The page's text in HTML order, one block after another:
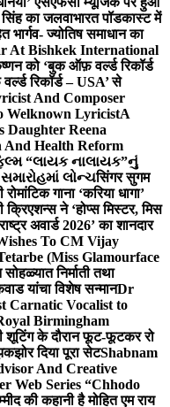
का जलवाभारत पॉडकास्ट में
ज्योतिष समाधान का
At Bishkek International
को ‘बुक ऑफ़ वर्ल्ड रिकॉर्ड
रिकॉर्ड – USA’ से
And Composer
Welknown LyricistA
Reena
And Health Reform
“લાયક નાલાયક”નું
લોન્ચसिंगर सुगम
गाना ‘करिया धागा’
क्रिएशन्स ने ‘होप्स मिस्टर, मिस
अवार्ड 2026’ का शानदार
To CM Vijay
(Miss Glamourface
सोहळ्यात निर्माती तथा
यांचा विशेष सन्मानDr
Carnatic Vocalist to
Birmingham
शूटिंग के दौरान फूट-फूटकर रो
दिया पूरा सेटShabnam
And Creative
Web Series “Chhodo
की कहानी है मोहित एम राय